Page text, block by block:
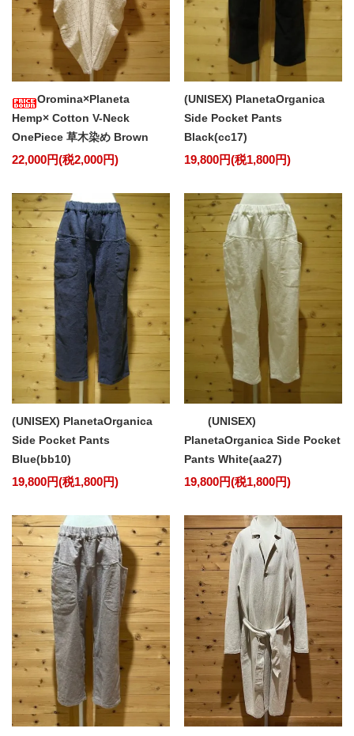
Oromina×Planeta
Hemp× Cotton V-Neck
OnePiece 草木染め Brown
22,000円(税2,000円)
(UNISEX) PlanetaOrganica
Side Pocket Pants
Black(cc17)
19,800円(税1,800円)
(UNISEX) PlanetaOrganica
Side Pocket Pants
Blue(bb10)
19,800円(税1,800円)
(UNISEX)
PlanetaOrganica Side Pocket
Pants White(aa27)
19,800円(税1,800円)